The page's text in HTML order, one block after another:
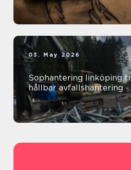
03. May 2026
Sophantering linköping trygg, enkel och
hållbar avfallshantering